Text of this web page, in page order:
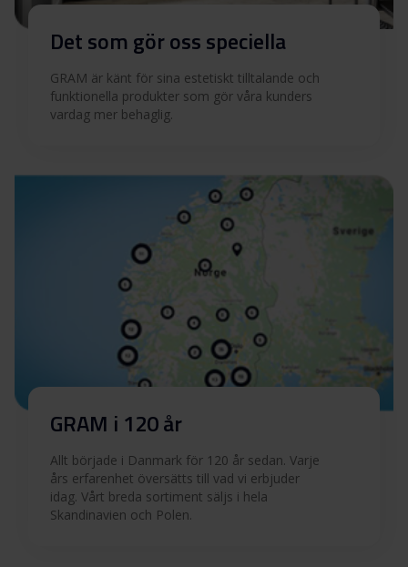
Det som gör oss speciella
GRAM är känt för sina estetiskt tilltalande och
funktionella produkter som gör våra kunders
vardag mer behaglig.
GRAM i 120 år
Allt började i Danmark för 120 år sedan. Varje
års erfarenhet översätts till vad vi erbjuder
idag. Vårt breda sortiment säljs i hela
Skandinavien och Polen.